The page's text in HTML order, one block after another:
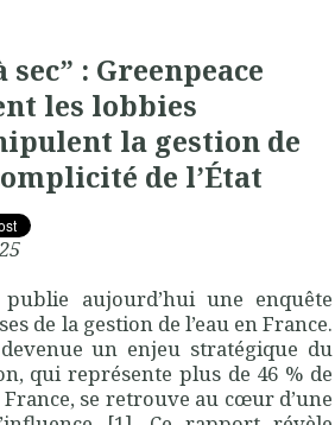
: Greenpeace
les lobbies
la gestion de
de l’État
publie aujourd’hui une enquête
de la gestion de l’eau en France.
un enjeu stratégique du
qui représente plus de 46 % de
France, se retrouve au cœur d’une